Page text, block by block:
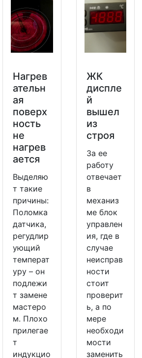
Нагрев
ательн
ая
поверх
ность
не
нагрев
ается
Выделяю
т такие
причины:
Поломка
датчика,
регудлир
ующий
температ
уру – он
подлежи
т замене
мастеро
м. Плохо
прилегае
т
индукцио
ЖК
диспле
й
вышел
из
строя
За ее
работу
отвечает
в
механиз
ме блок
управлен
ия, где в
случае
неисправ
ности
стоит
проверит
ь, а по
мере
необходи
мости
заменить